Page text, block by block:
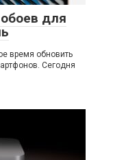
для
время обновить
Сегодня